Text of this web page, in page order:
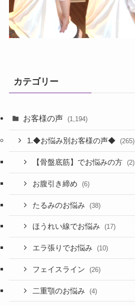
カテゴリー
お客様の声 (1,194)
1.◆お悩み別お客様の声◆ (265)
【骨盤底筋】でお悩みの方 (2)
お腹引き締め (6)
たるみのお悩み (38)
ほうれい線でお悩み (17)
エラ張りでお悩み (10)
フェイスライン (26)
二重顎のお悩み (4)